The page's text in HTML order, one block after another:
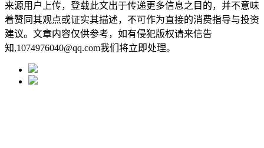
来源用户上传，登载此文出于传递更多信息之目的，并不意味
着赞同其观点或证实其描述，不可作为直接的消费指导与投资
建议。文章内容仅供参考，如有侵犯版权请来信告
知,1074976040@qq.com我们将立即处理。